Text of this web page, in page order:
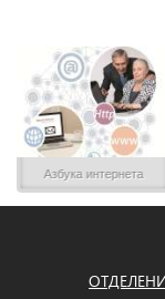
Азбука интернета